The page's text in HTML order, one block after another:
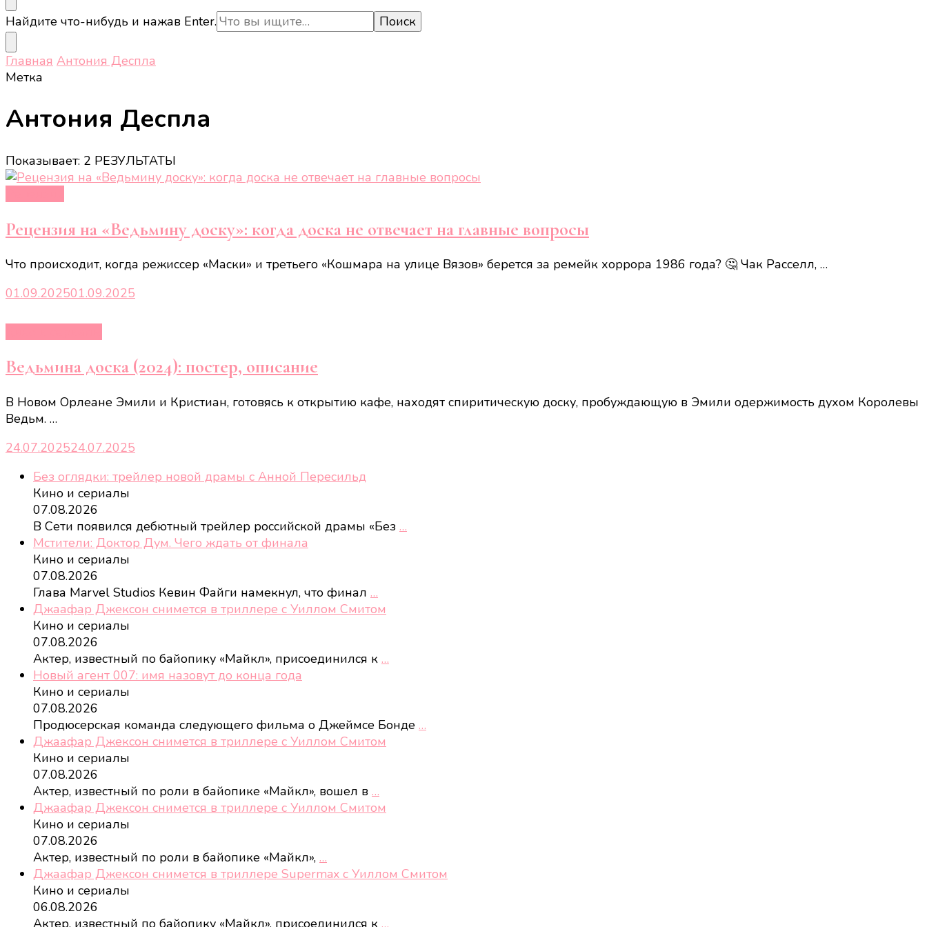
Ищите
что-
то?
Найдите что-нибудь и нажав Enter.
Главная Антония Деспла
Метка
Антония Деспла
Показывает: 2 РЕЗУЛЬТАТЫ
Рецензия на «Ведьмину доску»: когда доска не отвечает на главные вопросы
Что происходит, когда режиссер «Маски» и третьего «Кошмара на улице Вязов» берется за ремейк хоррора 1986 года? 🤔 Чак Расселл, …
01.09.202501.09.2025
Ведьмина доска (2024): постер, описание
В Новом Орлеане Эмили и Кристиан, готовясь к открытию кафе, находят спиритическую доску, пробуждающую в Эмили одержимость духом Королевы
Ведьм. …
24.07.202524.07.2025
Без оглядки: трейлер новой драмы с Анной Пересильд
Кино и сериалы
07.08.2026
В Сети появился дебютный трейлер российской драмы «Без …
Мстители: Доктор Дум. Чего ждать от финала
Кино и сериалы
07.08.2026
Глава Marvel Studios Кевин Файги намекнул, что финал …
Джаафар Джексон снимется в триллере с Уиллом Смитом
Кино и сериалы
07.08.2026
Актер, известный по байопику «Майкл», присоединился к …
Новый агент 007: имя назовут до конца года
Кино и сериалы
07.08.2026
Продюсерская команда следующего фильма о Джеймсе Бонде …
Джаафар Джексон снимется в триллере с Уиллом Смитом
Кино и сериалы
07.08.2026
Актер, известный по роли в байопике «Майкл», вошел в …
Джаафар Джексон снимется в триллере с Уиллом Смитом
Кино и сериалы
07.08.2026
Актер, известный по роли в байопике «Майкл», …
Джаафар Джексон снимется в триллере Supermax с Уиллом Смитом
Кино и сериалы
06.08.2026
Актер, известный по байопику «Майкл», присоединился к …